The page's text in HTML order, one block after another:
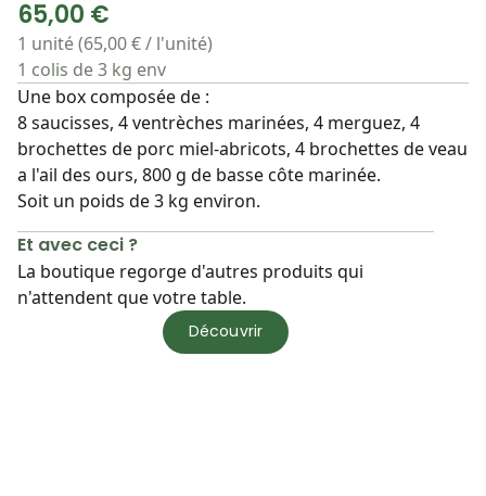
65,00 €
1 unité (65,00 € / l'unité)
1 colis de 3 kg env
Une box composée de :
8 saucisses, 4 ventrèches marinées, 4 merguez, 4
brochettes de porc miel-abricots, 4 brochettes de veau
a l'ail des ours, 800 g de basse côte marinée.
Soit un poids de 3 kg environ.
Et avec ceci ?
La boutique regorge d'autres produits qui
n'attendent que votre table.
Découvrir